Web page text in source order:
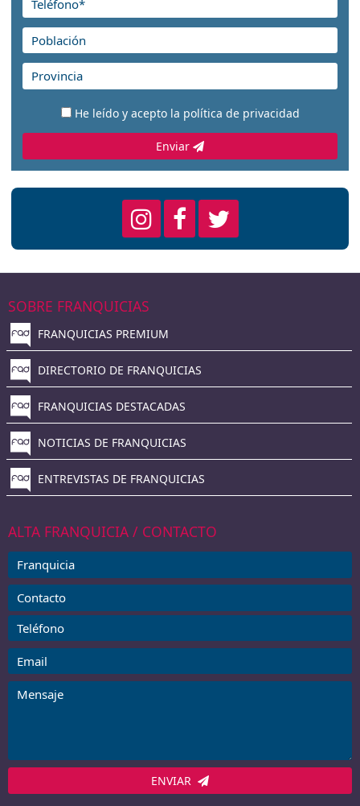
He leído y acepto la política de privacidad
Enviar
SOBRE FRANQUICIAS
FRANQUICIAS PREMIUM
DIRECTORIO DE FRANQUICIAS
FRANQUICIAS DESTACADAS
NOTICIAS DE FRANQUICIAS
ENTREVISTAS DE FRANQUICIAS
ALTA FRANQUICIA / CONTACTO
ENVIAR